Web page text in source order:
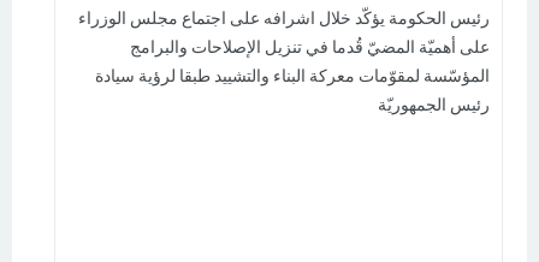
رئيس الحكومة يؤكّد خلال اشرافه على اجتماع مجلس الوزراء
على أهميّة المضيّ قُدما في تنزيل الإصلاحات والبرامج
المؤسّسة لمقوّمات معركة البناء والتشييد طبقا لرؤية سيادة
رئيس الجمهوريّة